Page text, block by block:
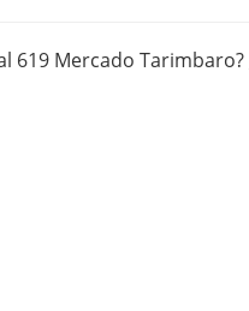
619 Mercado Tarimbaro?